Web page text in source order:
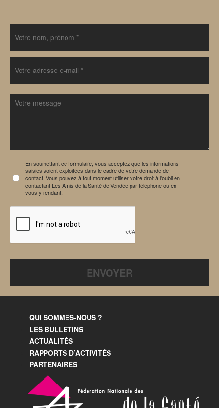
En soumettant ce formulaire, vous acceptez que les informations
saisies soient exploitées dans le cadre de votre demande de
contact. Vous pouvez à tout moment utiliser votre droit à l'oubli en
contactant Les Amis de la Santé de Vendée par téléphone ou en
vous y rendant.
QUI SOMMES-NOUS ?
LES BULLETINS
ACTUALITÉS
RAPPORTS D’ACTIVITÉS
PARTENAIRES